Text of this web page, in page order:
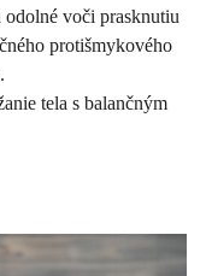
odolné voči prasknutiu
protišmykového
tela s balančným